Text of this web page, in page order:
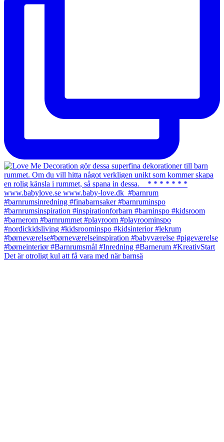
Det är otroligt kul att få vara med när barnsä